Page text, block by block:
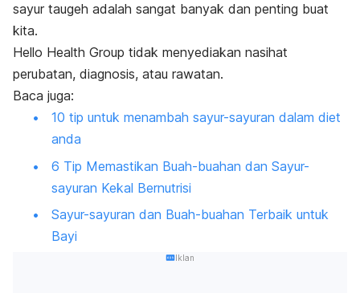
sayur taugeh adalah sangat banyak dan penting buat
kita.
Hello Health Group tidak menyediakan nasihat
perubatan, diagnosis, atau rawatan.
Baca juga:
10 tip untuk menambah sayur-sayuran dalam diet
anda
6 Tip Memastikan Buah-buahan dan Sayur-
sayuran Kekal Bernutrisi
Sayur-sayuran dan Buah-buahan Terbaik untuk
Bayi
Iklan